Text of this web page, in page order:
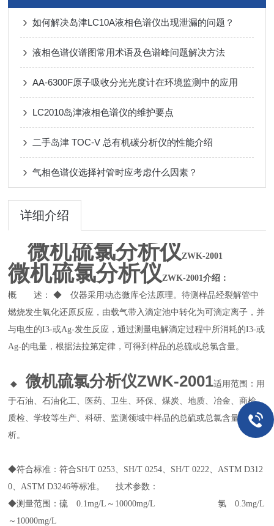
如何解决岛津LC10A液相色谱仪出现泄漏的问题？
液相色谱仪谱图常用术语及色谱峰问题解决方法
AA-6300F原子吸收分光光度计在环境监测中的应用
LC2010岛津液相色谱仪的维护要点
二手岛津 TOC-V 总有机碳分析仪的性能介绍
气相色谱仪选择衬管时应考虑什么因素？
详细介绍
微机硫氯分析仪ZWK-2001
微机硫氯分析仪ZWK-2001介绍：
概 述： ◆ 仪器采用动态微库仑法原理。待测样品经裂解管中
燃烧发生氧化还原反应，由载气带入滴定池中转化为可滴定离子，并
与电生的I3-或Ag-发生反应，通过测量电解滴定过程中所消耗的I3-或
Ag-的电量，根据法拉第定律，可得到样品的总硫或总氯含量。
◆微机硫氯分析仪ZWK-2001适用范围：用
于石油、石油化工、医药、卫生、环保、煤炭、地质、冶金、商检、
质检、学校等生产、科研、监测领域中样品的总硫或总氯含量分
析。
◆符合标准：符合SH/T 0253、SH/T 0254、SH/T 0222、ASTM D312
0、ASTM D3246等标准。 技术参数：
◆测量范围：硫 0.1mg/L～10000mg/L 氯 0.3mg/L
～10000mg/L